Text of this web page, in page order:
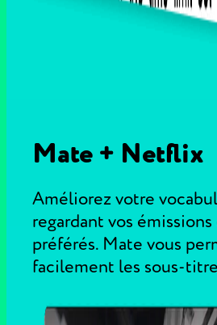
Mate + Netflix
Améliorez votre
regardant vos
préférés. Mate vous
facilement les sous-